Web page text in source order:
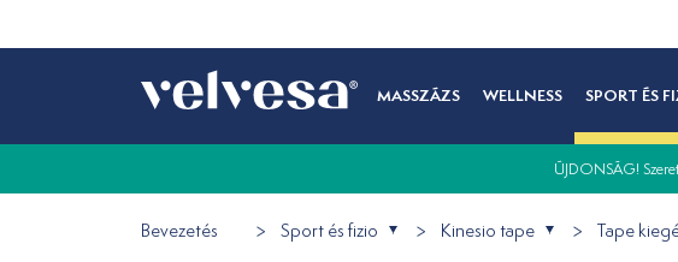
MASSZÁZS WELLNESS SPORT ÉS
ÚJDONSÁG!
Bevezetés Sport és fizio Kinesio tape Tape